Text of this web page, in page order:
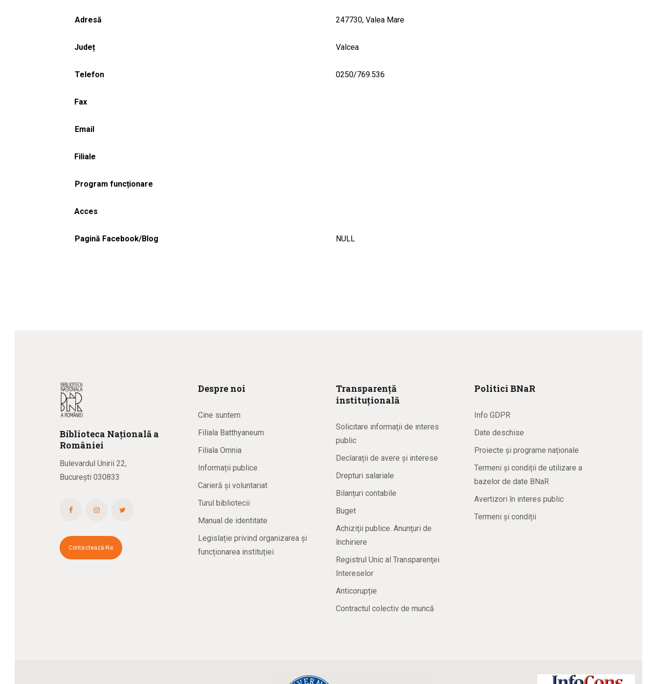
Adresă 247730, Valea Mare
Județ Valcea
Telefon 0250/769.536
Fax
Email
Filiale
Program funcționare
Acces
Pagină Facebook/Blog NULL
Biblioteca Națională a
României
Bulevardul Unirii 22,
București 030833
Contactează-Ne
Despre noi
Cine suntem
Filiala Batthyaneum
Filiala Omnia
Informații publice
Carieră și voluntariat
Turul bibliotecii
Manual de identitate
Legislație privind organizarea și
funcționarea instituției
Transparență
instituțională
Solicitare informaţii de interes
public
Declarații de avere și interese
Drepturi salariale
Bilanțuri contabile
Buget
Achiziţii publice. Anunţuri de
închiriere
Registrul Unic al Transparenţei
Intereselor
Anticorupție
Contractul colectiv de muncă
Politici BNaR
Info GDPR
Date deschise
Proiecte și programe naționale
Termeni și condiții de utilizare a
bazelor de date BNaR
Avertizori în interes public
Termeni și condiții